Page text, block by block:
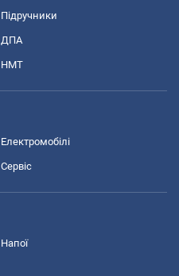
Підручники
ДПА
НМТ
Електромобілі
Сервіс
Напої